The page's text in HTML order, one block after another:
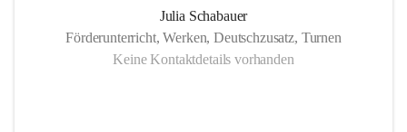
Julia Schabauer
Förderunterricht, Werken, Deutschzusatz, Turnen
Keine Kontaktdetails vorhanden